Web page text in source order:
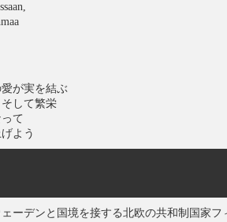
が実を結ぶ
して繁栄
て
よう
ェーデンと国境を接する北欧の共和制国家